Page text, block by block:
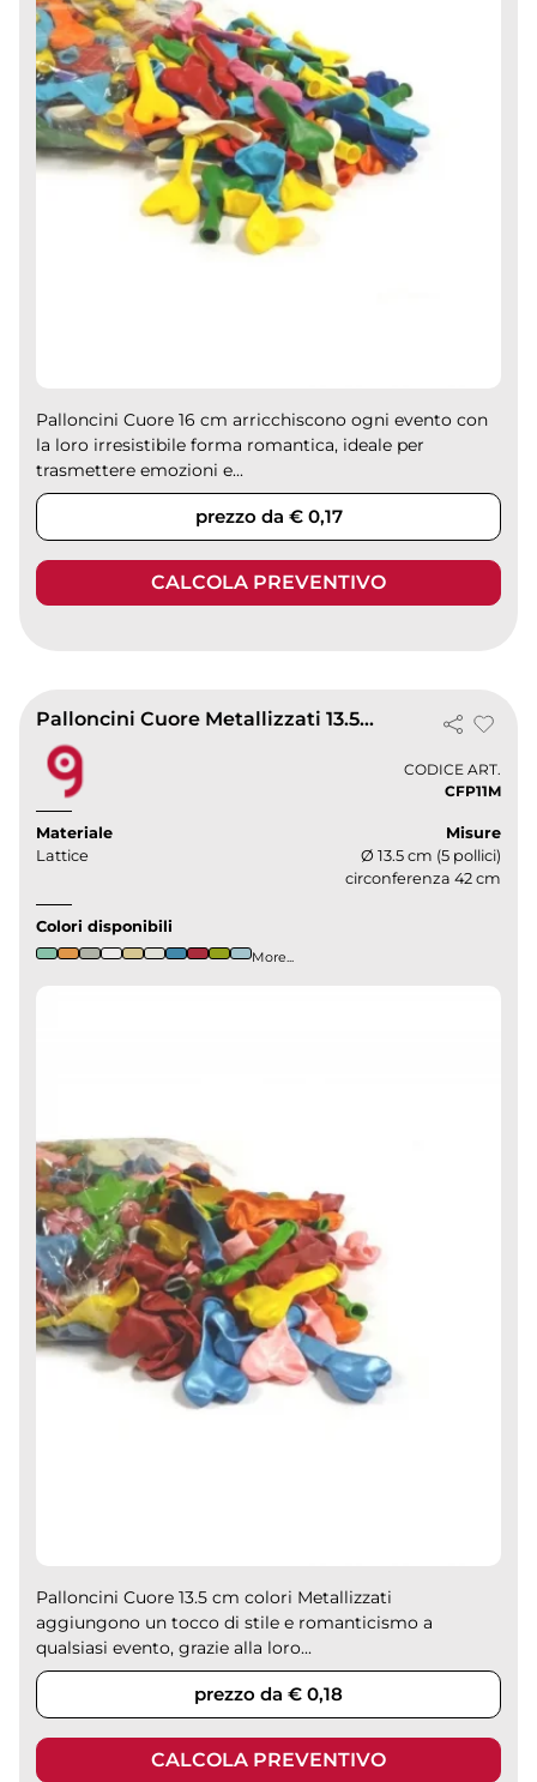
Palloncini Cuore 16 cm arricchiscono ogni evento con
la loro irresistibile forma romantica, ideale per
trasmettere emozioni e...
prezzo da € 0,17
CALCOLA PREVENTIVO
Palloncini Cuore Metallizzati 13.5 cm in Lattice Pastello BalloonUp
CODICE ART.
CFP11M
Materiale
Lattice
Misure
Ø 13.5 cm (5 pollici)
circonferenza 42 cm
Colori disponibili
More...
Palloncini Cuore 13.5 cm colori Metallizzati
aggiungono un tocco di stile e romanticismo a
qualsiasi evento, grazie alla loro...
prezzo da € 0,18
CALCOLA PREVENTIVO